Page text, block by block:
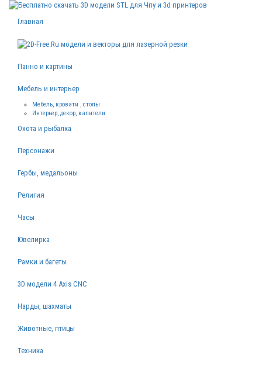
Главная
Панно и картины
Мебель и интерьер
Мебель, кровати , столы
Интерьер, декор, капители
Охота и рыбалка
Персонажи
Гербы, медальоны
Религия
Часы
Ювелирка
Рамки и багеты
3D модели 4 Axis CNC
Нарды, шахматы
Животные, птицы
Техника